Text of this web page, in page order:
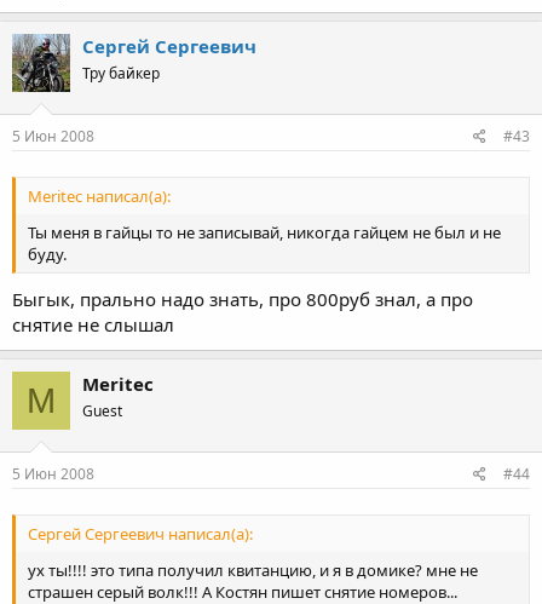
Сергей Сергеевич
Тру байкер
5 Июн 2008 #43
Meritec написал(а):
Ты меня в гайцы то не записывай, никогда гайцем не был и не
буду.
Быгык, прально надо знать, про 800руб знал, а про
снятие не слышал
M Meritec
Guest
5 Июн 2008 #44
Сергей Сергеевич написал(а):
ух ты!!!! это типа получил квитанцию, и я в домике? мне не
страшен серый волк!!! А Костян пишет снятие номеров...